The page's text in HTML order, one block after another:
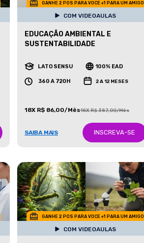
GANHE 2 POS PARA VOCE +1 PARA UM AMIGO
COM VIDEOAULAS
EDUCAÇÃO AMBIENTAL E
SUSTENTABILIDADE
LATO SENSU 100% EAD
360 A 720H 2 A 12 MESES
18X R$ 86,00/Mês18X R$ 387,00/Mês
SAIBA MAIS INSCREVA-SE
GANHE 2 POS PARA VOCE +1 PARA UM AMIGO
COM VIDEOAULAS